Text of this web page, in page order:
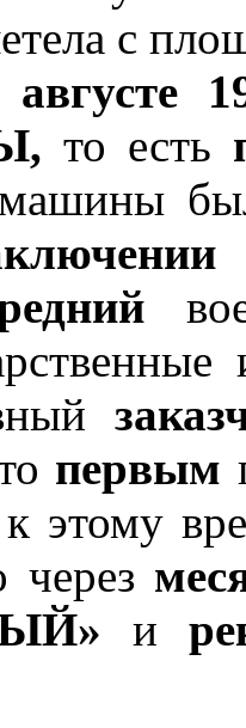
с
августе
то есть
первым
этому
через
и